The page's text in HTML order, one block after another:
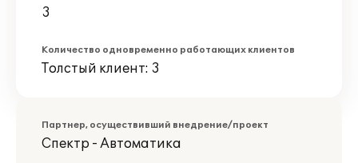
3
Количество одновременно работающих клиентов
Толстый клиент: 3
Партнер, осуществивший внедрение/проект
Спектр - Автоматика